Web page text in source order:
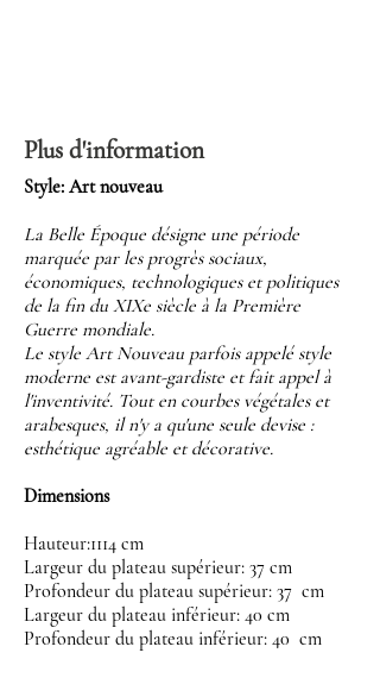
Plus d'information
Style: Art nouveau
La Belle Époque désigne une période
marquée par les progrès sociaux,
économiques, technologiques et politiques
de la fin du XIXe siècle à la Première
Guerre mondiale.
Le style Art Nouveau parfois appelé style
moderne est avant-gardiste et fait appel à
l'inventivité. Tout en courbes végétales et
arabesques, il n'y a qu'une seule devise :
esthétique agréable et décorative.
Dimensions
Hauteur:1114 cm
Largeur du plateau supérieur: 37 cm
Profondeur du plateau supérieur: 37 cm
Largeur du plateau inférieur: 40 cm
Profondeur du plateau inférieur: 40 cm